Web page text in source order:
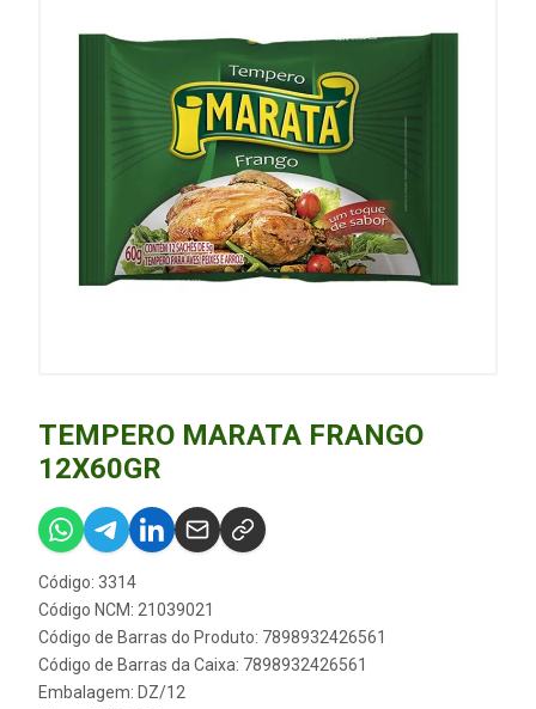
TEMPERO MARATA FRANGO
12X60GR
Código: 3314
Código NCM: 21039021
Código de Barras do Produto: 7898932426561
Código de Barras da Caixa: 7898932426561
Embalagem: DZ/12